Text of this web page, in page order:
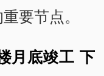
要节点。
月底竣工 下